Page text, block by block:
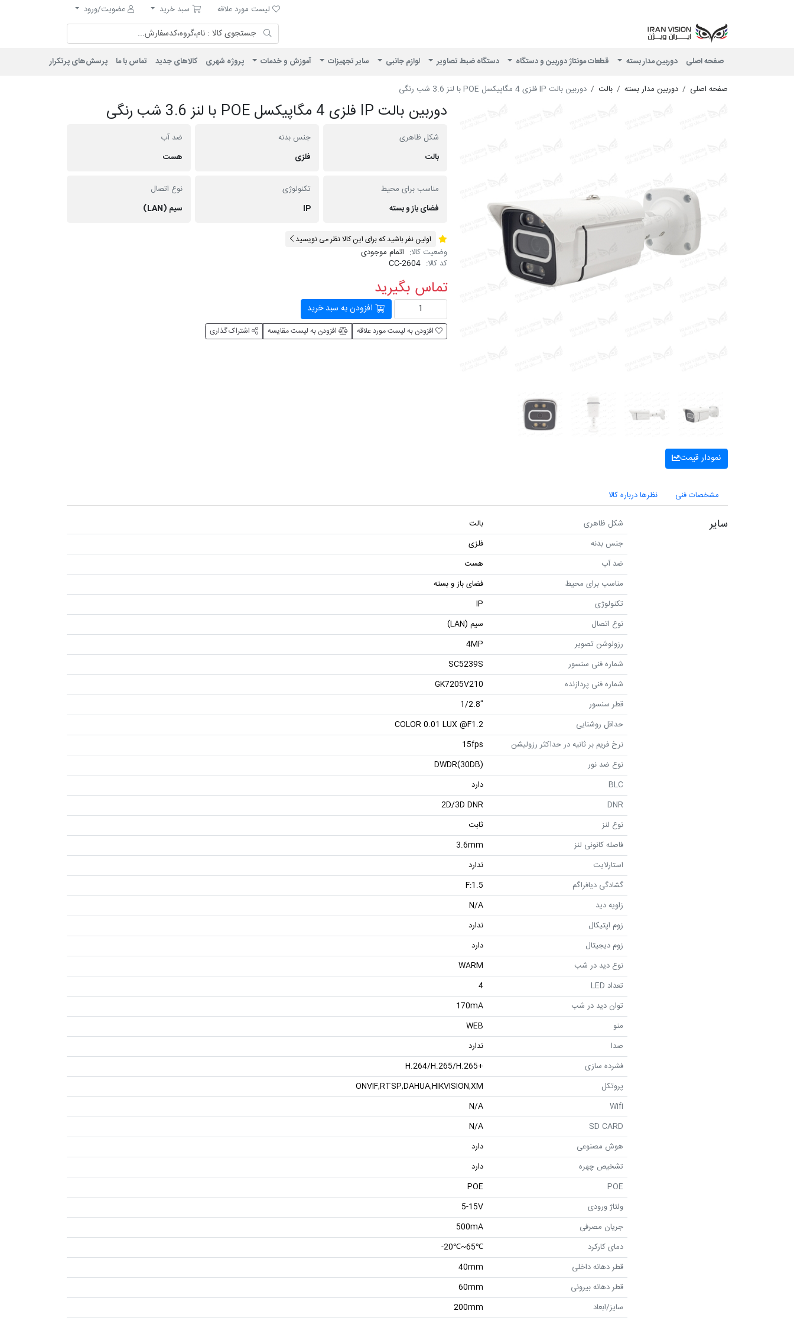
لیست مورد علاقه
لیست مورد علاقه سبد خرید
سبد خرید
عضویت/ورود
صفحه اصلی دوربین مدار بسته قطعات مونتاژ دوربین و دستگاه دستگاه ضبط تصاویر لوازم جانبی سایر تجهیزات آموزش و خدمات پروژه شهری کالاهای جدید تماس با ما پرسش‌های پرتکرار
صفحه اصلی دوربین مدار بسته بالت دوربین بالت IP فلزی 4 مگاپیکسل POE با لنز 3.6 شب رنگی
نمودار قیمت
دوربین بالت IP فلزی 4 مگاپیکسل POE با لنز 3.6 شب رنگی
شکل ظاهری
بالت
جنس بدنه
فلزی
ضد آب
هست
مناسب برای محیط
فضای باز و بسته
تکنولوژی
IP
نوع اتصال
سیم (LAN)
اولین نفر باشید که برای این کالا نظر می نویسید
وضعیت کالا: اتمام موجودی
کد کالا: CC-2604
تماس بگیرید
افزودن به سبد خرید
افزودن به لیست مورد علاقه افزودن به لیست مقایسه اشتراک گذاری
مشخصات فنی نظرها درباره کالا
سایر شکل ظاهری
بالت
جنس بدنه
فلزی
ضد آب
هست
مناسب برای محیط
فضای باز و بسته
تکنولوژی
IP
نوع اتصال
سیم (LAN)
رزولوشن تصویر
4MP
شماره فنی سنسور
SC5239S
شماره فنی پردازنده
GK7205V210
قطر سنسور
"1/2.8
حداقل روشنایی
COLOR 0.01 LUX @F1.2
نرخ فریم بر ثانیه در حداکثر رزولیشن
15fps
نوع ضد نور
DWDR(30DB)
BLC
دارد
DNR
2D/3D DNR
نوع لنز
ثابت
فاصله کانونی لنز
3.6mm
استارلایت
ندارد
گشادگی دیافراگم
F:1.5
زاویه دید
N/A
زوم اپتیکال
ندارد
زوم دیجیتال
دارد
نوع دید در شب
WARM
تعداد LED
4
توان دید در شب
170mA
منو
WEB
صدا
ندارد
فشرده سازی
+H.264/H.265/H.265
پروتکل
ONVIF,RTSP,DAHUA,HIKVISION,XM
Wifi
N/A
SD CARD
N/A
هوش مصنوعی
دارد
تشخیص چهره
دارد
POE
POE
ولتاژ ورودی
5-15V
جریان مصرفی
500mA
دمای کارکرد
℃65~℃20-
قطر دهانه داخلی
40mm
قطر دهانه بیرونی
60mm
سایز/ابعاد
200mm